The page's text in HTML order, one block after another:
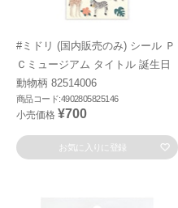
#ミドリ (国内販売のみ) シール Ｐ
Ｃミュージアム タイトル 誕生日
動物柄 82514006
商品コード:4902805825146
小売価格 ¥700
お気に入りに登録